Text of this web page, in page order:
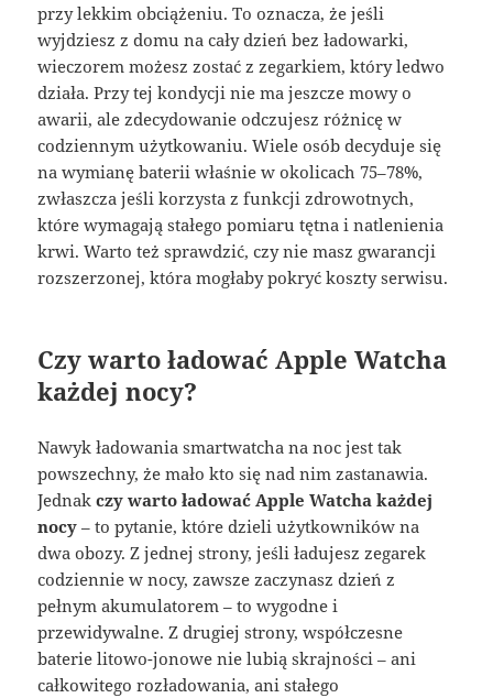
przy lekkim obciążeniu. To oznacza, że jeśli
wyjdziesz z domu na cały dzień bez ładowarki,
wieczorem możesz zostać z zegarkiem, który ledwo
działa. Przy tej kondycji nie ma jeszcze mowy o
awarii, ale zdecydowanie odczujesz różnicę w
codziennym użytkowaniu. Wiele osób decyduje się
na wymianę baterii właśnie w okolicach 75–78%,
zwłaszcza jeśli korzysta z funkcji zdrowotnych,
które wymagają stałego pomiaru tętna i natlenienia
krwi. Warto też sprawdzić, czy nie masz gwarancji
rozszerzonej, która mogłaby pokryć koszty serwisu.
Czy warto ładować Apple Watcha
każdej nocy?
Nawyk ładowania smartwatcha na noc jest tak
powszechny, że mało kto się nad nim zastanawia.
Jednakczy warto ładować Apple Watcha każdej
nocy – to pytanie, które dzieli użytkowników na
dwa obozy. Z jednej strony, jeśli ładujesz zegarek
codziennie w nocy, zawsze zaczynasz dzień z
pełnym akumulatorem – to wygodne i
przewidywalne. Z drugiej strony, współczesne
baterie litowo-jonowe nie lubią skrajności – ani
całkowitego rozładowania, ani stałego